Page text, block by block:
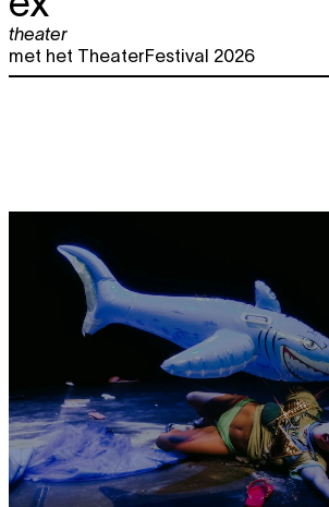
theater
met het TheaterFestival 2026